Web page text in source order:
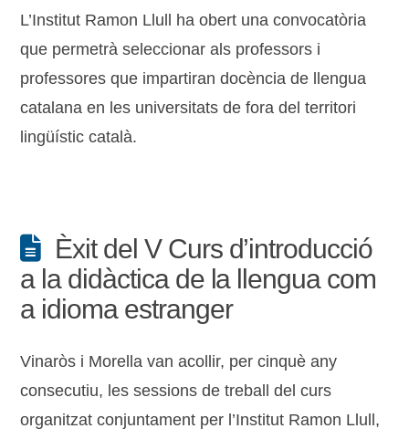
L’Institut Ramon Llull ha obert una convocatòria
que permetrà seleccionar als professors i
professores que impartiran docència de llengua
catalana en les universitats de fora del territori
lingüístic català.
Èxit del V Curs d’introducció
a la didàctica de la llengua com
a idioma estranger
Vinaròs i Morella van acollir, per cinquè any
consecutiu, les sessions de treball del curs
organitzat conjuntament per l’Institut Ramon Llull,